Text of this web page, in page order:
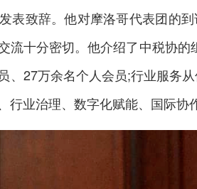
致辞。他对摩洛哥代表团的到
流十分密切。他介绍了中税协
、27万余名个人会员;行业服务
行业治理、数字化赋能、国际协